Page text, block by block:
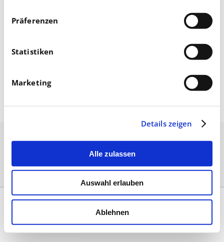
Präferenzen
Statistiken
Marketing
Details zeigen
Alle zulassen
Auswahl erlauben
Ablehnen
November 01, 2021
Kontakt|Impressum & AGB|Datenschutz|Umsetzung